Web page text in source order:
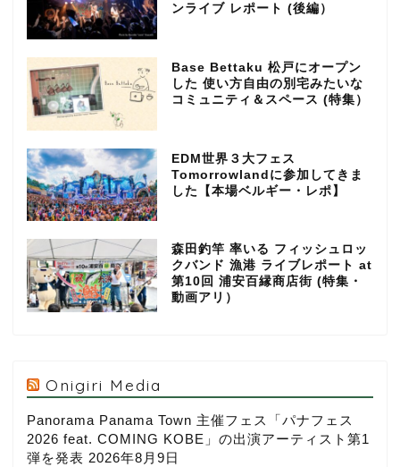
ンライブ レポート (後編）
Base Bettaku 松戸にオープン
した 使い方自由の別宅みたいな
コミュニティ＆スペース (特集）
EDM世界３大フェス
Tomorrowlandに参加してきま
した【本場ベルギー・レポ】
森田釣竿 率いる フィッシュロッ
クバンド 漁港 ライブレポート at
第10回 浦安百縁商店街 (特集・
動画アリ）
Onigiri Media
Panorama Panama Town 主催フェス「パナフェス
2026 feat. COMING KOBE」の出演アーティスト第1
弾を発表 2026年8月9日